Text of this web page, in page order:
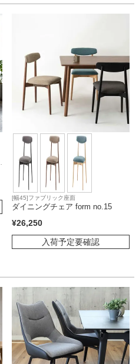
[幅45]ファブリック座面
ダイニングチェア form no.15
¥26,250
入荷予定要確認